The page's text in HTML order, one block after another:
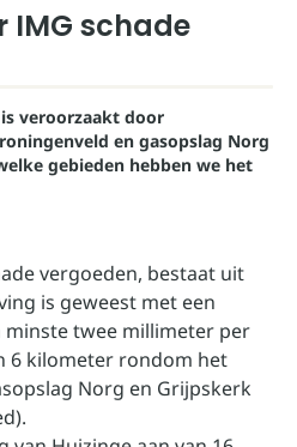
IMG schade
veroorzaakt door
en gasopslag Norg
gebieden hebben we het
vergoeden, bestaat uit
is geweest met een
twee millimeter per
6 kilometer rondom het
Norg en Grijpskerk